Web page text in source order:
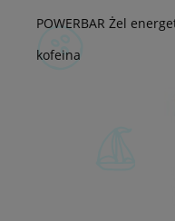
POWERBAR Żel
kofeina